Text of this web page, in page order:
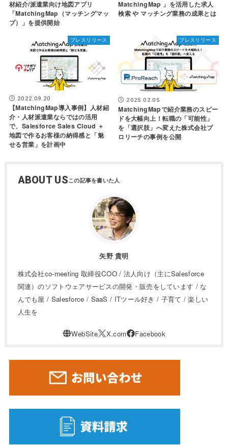
材紹介/派遣業向け地図アプリ
「MatchingMap（マッチングマッ
プ）」を提供開始
MatchingMap 」を活用した求人
検索 や マッチング業務の成果とは
プレスリリース
2022.09.20
【MatchingMap導入事例】人材紹
介・人材派遣業ならではの活用
で、Salesforce Sales Cloud ＋
地図で作るお客様の納得感と「魅
せる営業」を計画中
プレスリリース
2025.02.05
MatchingMapで紹介業務のスピー
ドを大幅向上！転職の「可能性」
を「選択肢」へ変えた株式会社プ
ロリーチの事例を公開
ABOUT US
矢野 貴明
株式会社co-meeting 取締役COO / 法人向け（主にSalesforce
関連）のソフトウェアサービスの開発・販売をしています / な
んでも屋 / Salesforce / SaaS / ITツール好き / 子育て / 楽しい
人生を